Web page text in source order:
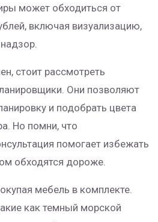
может обходиться от
включая визуализацию,
стоит рассмотреть
Они позволяют
и подобрать цвета
Но помни, что
помогает избежать
обходятся дороже.
мебель в комплекте.
как темный морской